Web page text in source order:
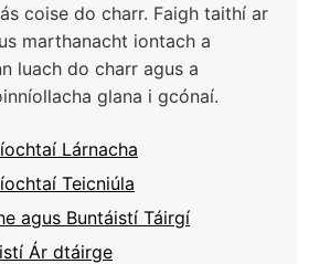
coise do charr. Faigh taithí ar
marthanacht iontach a
luach do charr agus a
glana i gcónaí.
Lárnacha
Teicniúla
agus Buntáistí Táirgí
Ár dtáirge